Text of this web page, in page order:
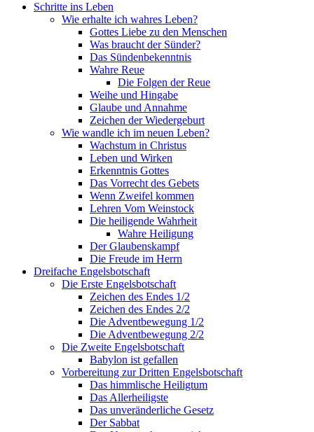
Schritte ins Leben
Wie erhalte ich wahres Leben?
Gottes Liebe zu den Menschen
Was braucht der Sünder?
Das Sündenbekenntnis
Wahre Reue
Die Folgen der Reue
Weihe und Hingabe
Glaube und Annahme
Zeichen der Wiedergeburt
Wie wandle ich im neuen Leben?
Wachstum in Christus
Leben und Wirken
Erkenntnis Gottes
Das Vorrecht des Gebets
Wenn Zweifel kommen
Lehren Vom Weinstock
Die heiligende Wahrheit
Wahre Heiligung
Der Glaubenskampf
Die Freude im Herrn
Dreifache Engelsbotschaft
Die Erste Engelsbotschaft
Zeichen des Endes 1/2
Zeichen des Endes 2/2
Die Adventbewegung 1/2
Die Adventbewegung 2/2
Die Zweite Engelsbotschaft
Babylon ist gefallen
Vorbereitung zur Dritten Engelsbotschaft
Das himmlische Heiligtum
Das Allerheiligste
Das unveränderliche Gesetz
Der Sabbat